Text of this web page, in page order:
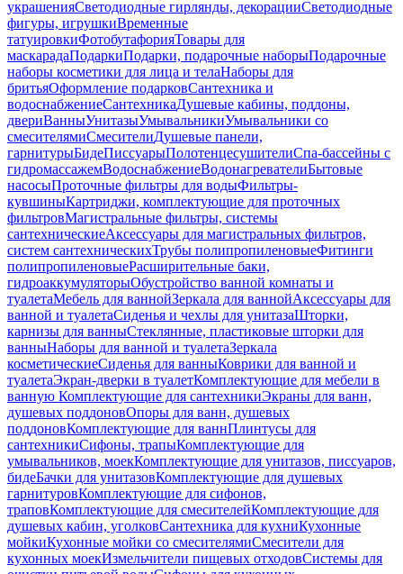
украшенияСветодиодные гирлянды, декорацииСветодиодные
фигуры, игрушкиВременные
татуировкиФотобутафорияТовары для
маскарадаПодаркиПодарки, подарочные наборыПодарочные
наборы косметики для лица и телаНаборы для
бритьяОформление подарковСантехника и
водоснабжениеСантехникаДушевые кабины, поддоны,
двериВанныУнитазыУмывальникиУмывальники со
смесителямиСмесителиДушевые панели,
гарнитурыБидеПиссуарыПолотенцесушителиСпа-бассейны с
гидромассажемВодоснабжениеВодонагревателиБытовые
насосыПроточные фильтры для водыФильтры-
кувшиныКартриджи, комплектующие для проточных
фильтровМагистральные фильтры, системы
сантехническиеАксессуары для магистральных фильтров,
систем сантехническихТрубы полипропиленовыеФитинги
полипропиленовыеРасширительные баки,
гидроаккумуляторыОбустройство ванной комнаты и
туалетаМебель для ваннойЗеркала для ваннойАксессуары для
ванной и туалетаСиденья и чехлы для унитазаШторки,
карнизы для ванныСтеклянные, пластиковые шторки для
ванныНаборы для ванной и туалетаЗеркала
косметическиеСиденья для ванныКоврики для ванной и
туалетаЭкран-дверки в туалетКомплектующие для мебели в
ванную Комплектующие для сантехникиЭкраны для ванн,
душевых поддоновОпоры для ванн, душевых
поддоновКомплектующие для ваннПлинтусы для
сантехникиСифоны, трапыКомплектующие для
умывальников, моекКомплектующие для унитазов, писсуаров,
бидеБачки для унитазовКомплектующие для душевых
гарнитуровКомплектующие для сифонов,
траповКомплектующие для смесителейКомплектующие для
душевых кабин, уголковСантехника для кухниКухонные
мойкиКухонные мойки со смесителямиСмесители для
кухонных моекИзмельчители пищевых отходовСистемы для